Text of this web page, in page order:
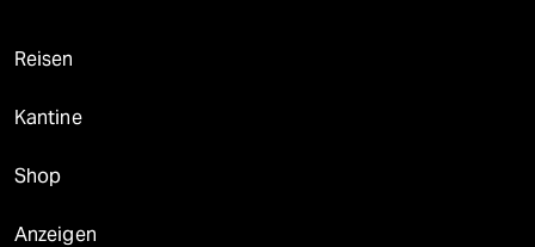
Reisen
Kantine
Shop
Anzeigen